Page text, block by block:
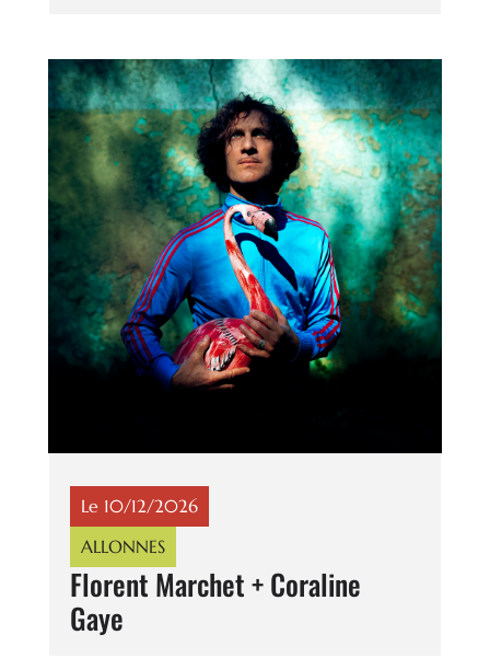
Le 10/12/2026
ALLONNES
Florent Marchet + Coraline
Gaye